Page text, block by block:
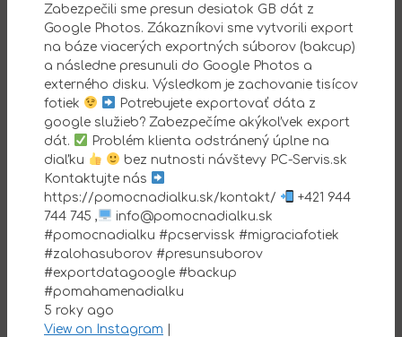
Zabezpečili sme presun desiatok GB dát z
Google Photos. Zákazníkovi sme vytvorili export
na báze viacerých exportných súborov (bakcup)
a následne presunuli do Google Photos a
externého disku. Výsledkom je zachovanie tisícov
fotiek
Potrebujete exportovať dáta z
google služieb? Zabezpečíme akýkoľvek export
dát.
Problém klienta odstránený úplne na
diaľku
bez nutnosti návštevy PC-Servis.sk
Kontaktujte nás
https://pomocnadialku.sk/kontakt/
+421 944
744 745 ,
info@pomocnadialku.sk
#pomocnadialku #pcservissk #migraciafotiek
#zalohasuborov #presunsuborov
#exportdatagoogle #backup
#pomahamenadialku
5 roky ago
View on Instagram |